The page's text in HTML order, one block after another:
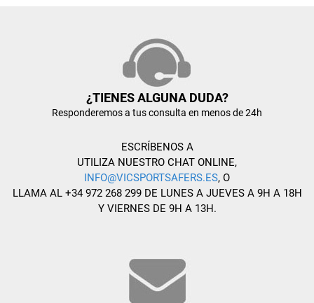
¿TIENES ALGUNA DUDA?
Responderemos a tus consulta en menos de 24h
ESCRÍBENOS A
UTILIZA NUESTRO CHAT ONLINE,
INFO@VICSPORTSAFERS.ES, O
LLAMA AL +34 972 268 299 DE LUNES A JUEVES A 9H A 18H
Y VIERNES DE 9H A 13H.